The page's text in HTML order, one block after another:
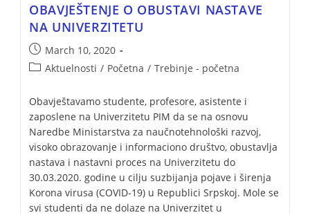
OBAVJEŠTENJE O OBUSTAVI NASTAVE
NA UNIVERZITETU
March 10, 2020
Aktuelnosti / Početna / Trebinje - početna
Obavještavamo studente, profesore, asistente i
zaposlene na Univerzitetu PIM da se na osnovu
Naredbe Ministarstva za naučnotehnološki razvoj,
visoko obrazovanje i informaciono društvo, obustavlja
nastava i nastavni proces na Univerzitetu do
30.03.2020. godine u cilju suzbijanja pojave i širenja
Korona virusa (COVID-19) u Republici Srpskoj. Mole se
svi studenti da ne dolaze na Univerzitet u